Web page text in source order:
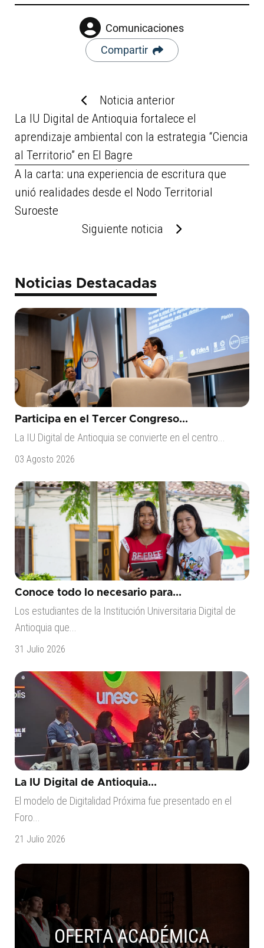
Comunicaciones
Compartir
Noticia anterior
La IU Digital de Antioquia fortalece el
aprendizaje ambiental con la estrategia “Ciencia
al Territorio” en El Bagre
A la carta: una experiencia de escritura que
unió realidades desde el Nodo Territorial
Suroeste
Siguiente noticia
Noticias Destacadas
Participa en el Tercer Congreso...
La IU Digital de Antioquia se convierte en el centro...
03 Agosto 2026
Conoce todo lo necesario para...
Los estudiantes de la Institución Universitaria Digital de
Antioquia que...
31 Julio 2026
La IU Digital de Antioquia...
El modelo de Digitalidad Próxima fue presentado en el
Foro...
21 Julio 2026
OFERTA ACADÉMICA